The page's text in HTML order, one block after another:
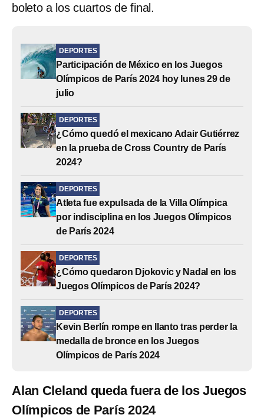
boleto a los cuartos de final.
DEPORTES
Participación de México en los Juegos
Olímpicos de París 2024 hoy lunes 29 de
julio
DEPORTES
¿Cómo quedó el mexicano Adair Gutiérrez
en la prueba de Cross Country de París
2024?
DEPORTES
Atleta fue expulsada de la Villa Olímpica
por indisciplina en los Juegos Olímpicos
de París 2024
DEPORTES
¿Cómo quedaron Djokovic y Nadal en los
Juegos Olímpicos de París 2024?
DEPORTES
Kevin Berlín rompe en llanto tras perder la
medalla de bronce en los Juegos
Olímpicos de París 2024
Alan Cleland queda fuera de los Juegos
Olímpicos de París 2024